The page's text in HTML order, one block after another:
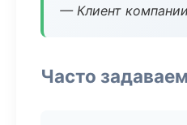
— Клиент компании
Часто